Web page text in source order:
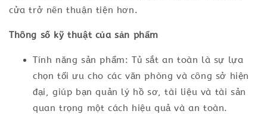
cửa trở nên thuận tiện hơn.
Thông số kỹ thuật của sản phẩm
Tính năng sản phẩm: Tủ sắt an toàn là sự lựa
chọn tối ưu cho các văn phòng và công sở hiện
đại, giúp bạn quản lý hồ sơ, tài liệu và tài sản
quan trọng một cách hiệu quả và an toàn.